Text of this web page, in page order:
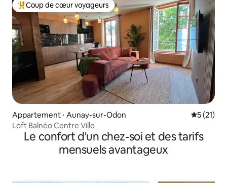
Coups de cœur voyageurs les plus appréciés
Coup de cœur voyageurs
Appartement ⋅ Aunay-sur-Odon
5 (21)
Loft Balnéo Centre Ville
Le confort d'un chez-soi et des tarifs
mensuels avantageux